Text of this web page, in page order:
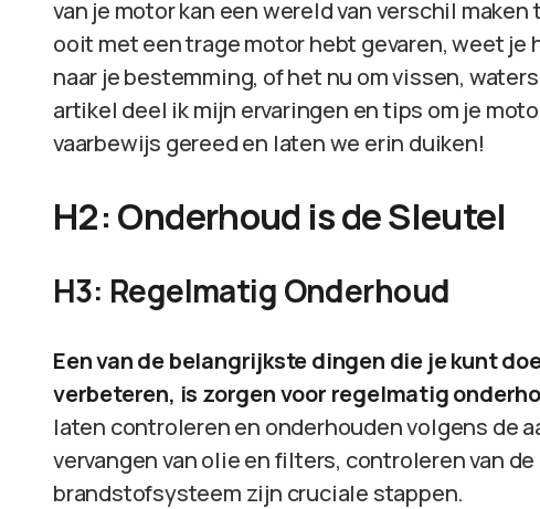
van je motor kan een wereld van verschil
ooit met een trage motor hebt gevaren, weet
naar je bestemming, of het nu om vissen,
artikel deel ik mijn ervaringen en tips om je
vaarbewijs gereed en laten we erin duiken!
H2: Onderhoud is de Sleutel
H3: Regelmatig Onderhoud
Een van de belangrijkste dingen die je kunt
verbeteren, is zorgen voor regelmatig
laten controleren en onderhouden volgens de
vervangen van olie en filters, controleren van
brandstofsysteem zijn cruciale stappen.